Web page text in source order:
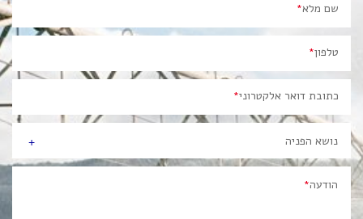
שם מלא*
טלפון*
כתובת דואר אלקטרוני*
נושא הפניה
undefined
הודעה*